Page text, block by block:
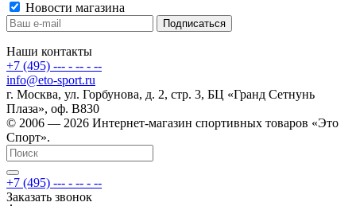
Новости магазина
Наши контакты
+7 (495) --- - -- - --
info@eto-sport.ru
г. Москва, ул. Горбунова, д. 2, стр. 3, БЦ «Гранд Сетнунь
Плаза», оф. В830
© 2006 — 2026 Интернет-магазин спортивных товаров «Это
Спорт».
+7 (495) --- - -- - --
Заказать звонок